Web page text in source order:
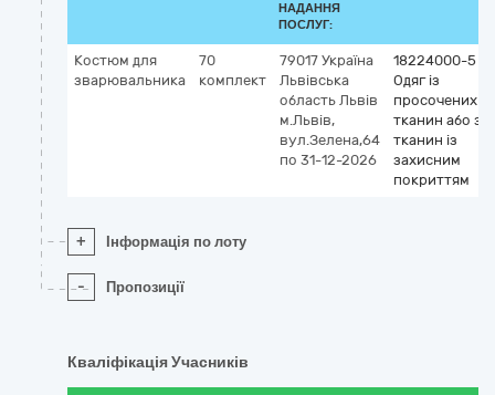
НАДАННЯ
ПОСЛУГ:
Костюм для
зварювальника
70
комплект
79017 Україна
Львівська
область Львів
м.Львів,
вул.Зелена,64
по 31-12-2026
18224000-5
Одяг із
просочених
тканин або з
тканин із
захисним
покриттям
+ Інформація по лоту
- Пропозиції
Кваліфікація Учасників